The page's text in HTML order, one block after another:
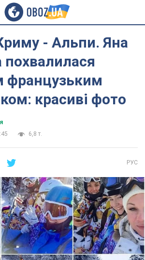
- Альпи. Яна
похвалилася
французьким
красиві фото
6,8 т.
РУС